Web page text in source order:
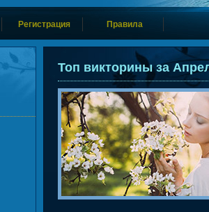
Регистрация Правила
Топ викторины за